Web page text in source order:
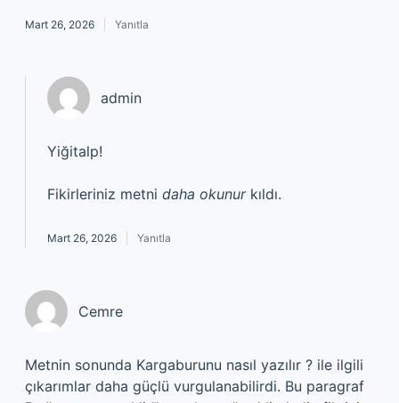
Mart 26, 2026 Yanıtla
admin
Yiğitalp!
Fikirleriniz metni daha okunurkıldı.
Mart 26, 2026 Yanıtla
Cemre
Metnin sonunda Kargaburunu nasıl yazılır ? ile ilgili
çıkarımlar daha güçlü vurgulanabilirdi. Bu paragraf